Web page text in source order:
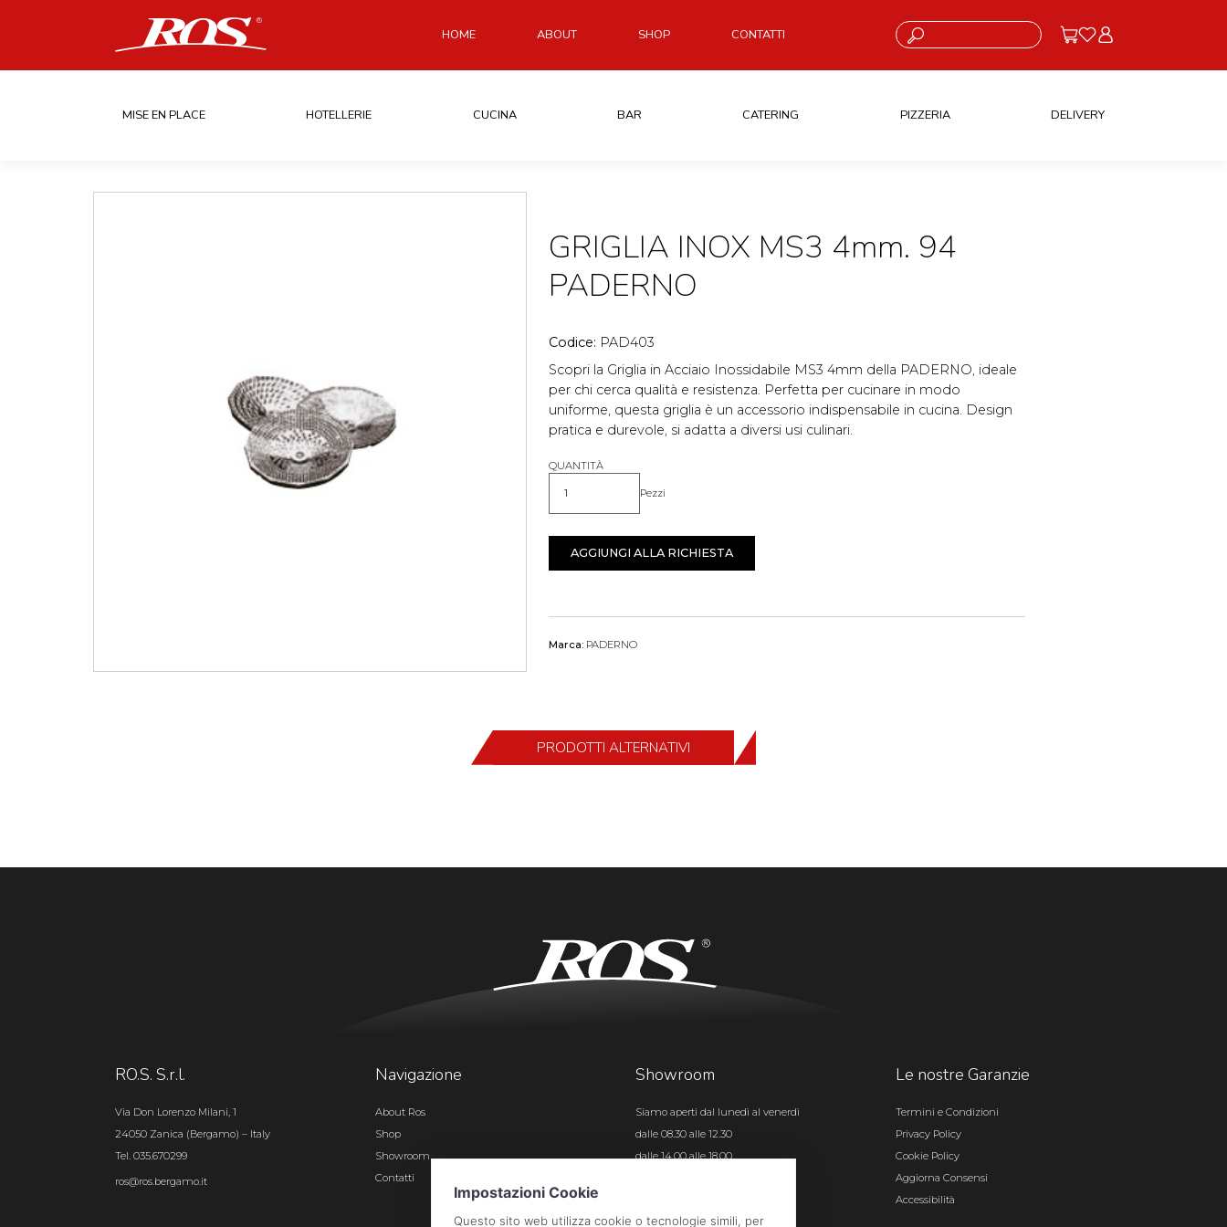
HOME ABOUT SHOP CONTATTI Cosa stai cercando?
MISE EN PLACE HOTELLERIE CUCINA BAR CATERING PIZZERIA DELIVERY
GRIGLIA INOX MS3 4mm. 94
PADERNO
Codice: PAD403
Scopri la Griglia in Acciaio Inossidabile MS3 4mm della PADERNO, ideale
per chi cerca qualità e resistenza. Perfetta per cucinare in modo
uniforme, questa griglia è un accessorio indispensabile in cucina. Design
pratica e durevole, si adatta a diversi usi culinari.
QUANTITÀ
Quantità Pezzi
AGGIUNGI ALLA RICHIESTA
Marca: PADERNO
PRODOTTI ALTERNATIVI
RO.S. S.r.l.
Via Don Lorenzo Milani, 1
24050 Zanica (Bergamo) – Italy
Tel. 035.670299
ros@ros.bergamo.it
Navigazione
About Ros
Shop
Showroom
Contatti
Showroom
Siamo aperti dal lunedì al venerdì
dalle 08.30 alle 12.30
dalle 14.00 alle 18.00
Le nostre Garanzie
Termini e Condizioni
Privacy Policy
Cookie Policy
Aggiorna Consensi
Accessibilità